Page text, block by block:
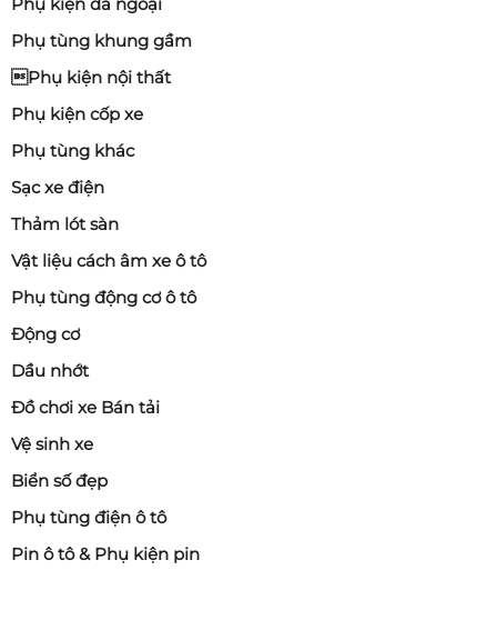
Phụ tùng khung gầm
Phụ kiện nội thất
Phụ kiện cốp xe
Phụ tùng khác
Sạc xe điện
Thảm lót sàn
Vật liệu cách âm xe ô tô
Phụ tùng động cơ ô tô
Động cơ
Dầu nhớt
Đồ chơi xe Bán tải
Vệ sinh xe
Biển số đẹp
Phụ tùng điện ô tô
Pin ô tô & Phụ kiện pin